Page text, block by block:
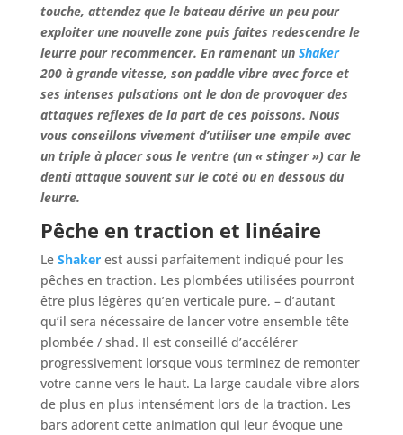
touche, attendez que le bateau dérive un peu pour
exploiter une nouvelle zone puis faites redescendre le
leurre pour recommencer. En ramenant un Shaker
200 à grande vitesse, son paddle vibre avec force et
ses intenses pulsations ont le don de provoquer des
attaques reflexes de la part de ces poissons. Nous
vous conseillons vivement d’utiliser une empile avec
un triple à placer sous le ventre (un « stinger ») car le
denti attaque souvent sur le coté ou en dessous du
leurre.
Pêche en traction et linéaire
Le Shakerest aussi parfaitement indiqué pour les
pêches en traction. Les plombées utilisées pourront
être plus légères qu’en verticale pure, – d’autant
qu’il sera nécessaire de lancer votre ensemble tête
plombée / shad. Il est conseillé d’accélérer
progressivement lorsque vous terminez de remonter
votre canne vers le haut. La large caudale vibre alors
de plus en plus intensément lors de la traction. Les
bars adorent cette animation qui leur évoque une